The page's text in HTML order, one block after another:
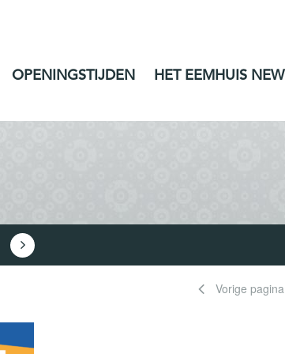
OPENINGSTIJDEN HET EEMHUIS NEW
Vorige pagina